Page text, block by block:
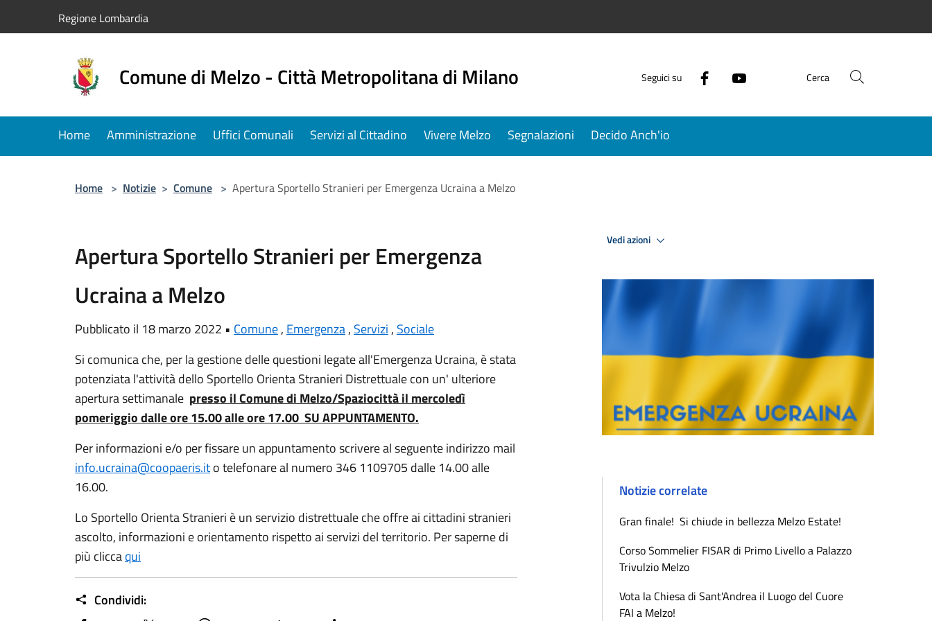
Regione Lombardia
Comune di Melzo - Città Metropolitana di Milano Seguici su Cerca
Home Amministrazione Uffici Comunali Servizi al Cittadino Vivere Melzo Segnalazioni Decido Anch'io
Home > Notizie > Comune > Apertura Sportello Stranieri per Emergenza Ucraina a Melzo
Apertura Sportello Stranieri per Emergenza
Ucraina a Melzo
Pubblicato il 18 marzo 2022 • Comune, Emergenza, Servizi , Sociale
Si comunica che, per la gestione delle questioni legate all'Emergenza Ucraina, è stata
potenziata l'attività dello Sportello Orienta Stranieri Distrettuale con un' ulteriore
apertura settimanale presso il Comune di Melzo/Spaziocittà il mercoledì
pomeriggio dalle ore 15.00 alle ore 17.00 SU APPUNTAMENTO.
Per informazioni e/o per fissare un appuntamento scrivere al seguente indirizzo mail
info.ucraina@coopaeris.ito telefonare al numero 346 1109705 dalle 14.00 alle
16.00.
Lo Sportello Orienta Stranieri è un servizio distrettuale che offre ai cittadini stranieri
ascolto, informazioni e orientamento rispetto ai servizi del territorio. Per saperne di
più cliccaqui
Condividi:
Vedi azioni
Notizie correlate
Gran finale! Si chiude in bellezza Melzo Estate!
Corso Sommelier FISAR di Primo Livello a Palazzo
Trivulzio Melzo
Vota la Chiesa di Sant'Andrea il Luogo del Cuore
FAI a Melzo!